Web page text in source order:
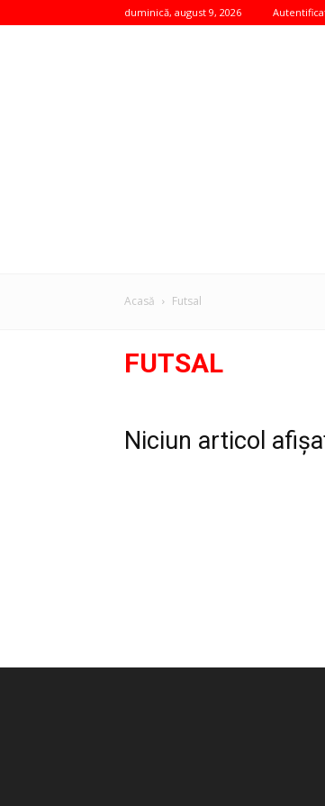
duminică, august 9, 2026
Acasă Futsal
FUTSAL
Niciun articol